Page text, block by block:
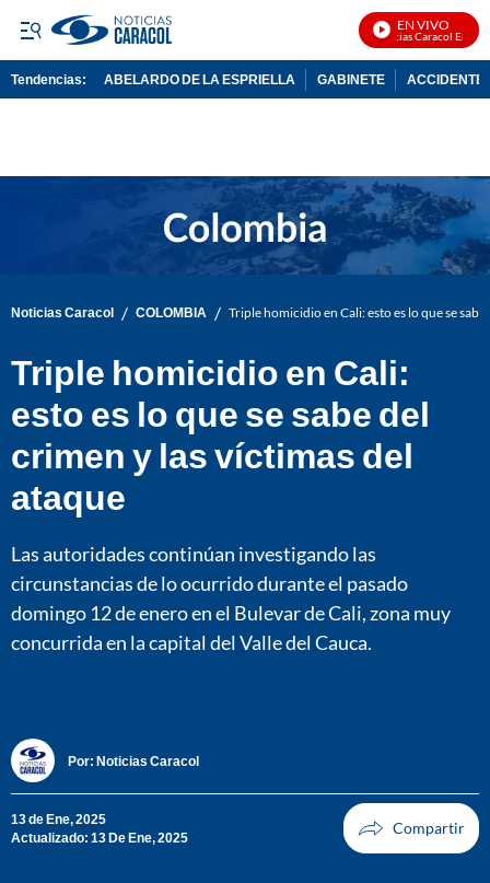
EN VIVO
Noticias Caracol En Vivo
Tendencias: ABELARDO DE LA ESPRIELLA GABINETE ACCIDENTE
Noticias Caracol / COLOMBIA / Triple homicidio en Cali: esto es lo que se
Triple homicidio en Cali:
esto es lo que se sabe del
crimen y las víctimas del
ataque
Las autoridades continúan investigando las
circunstancias de lo ocurrido durante el pasado
domingo 12 de enero en el Bulevar de Cali, zona muy
concurrida en la capital del Valle del Cauca.
Por: Noticias Caracol
13 de Ene, 2025
Actualizado: 13 De Ene, 2025